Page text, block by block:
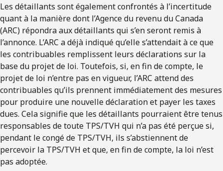
Les détaillants sont également confrontés à l’incertitude
quant à la manière dont l’Agence du revenu du Canada
(ARC) répondra aux détaillants qui s’en seront remis à
l’annonce. L’ARC a déjà indiqué qu’elle s’attendait à ce que
les contribuables remplissent leurs déclarations sur la
base du projet de loi. Toutefois, si, en fin de compte, le
projet de loi n’entre pas en vigueur, l’ARC attend des
contribuables qu’ils prennent immédiatement des mesures
pour produire une nouvelle déclaration et payer les taxes
dues. Cela signifie que les détaillants pourraient être tenus
responsables de toute TPS/TVH qui n’a pas été perçue si,
pendant le congé de TPS/TVH, ils s’abstiennent de
percevoir la TPS/TVH et que, en fin de compte, la loi n’est
pas adoptée.